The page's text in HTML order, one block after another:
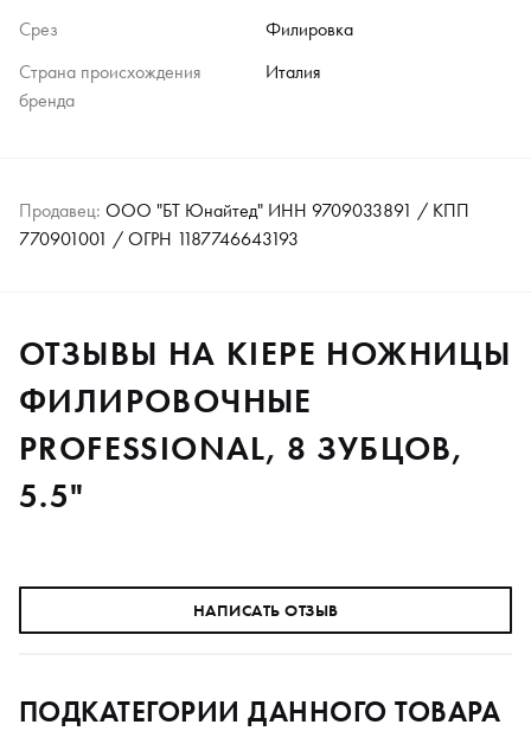
Срез
Филировка
Страна происхождения
бренда
Италия
Продавец: ООО "БТ Юнайтед" ИНН 9709033891 / КПП
770901001 / ОГРН 1187746643193
ОТЗЫВЫ НА KIEPE НОЖНИЦЫ
ФИЛИРОВОЧНЫЕ
PROFESSIONAL, 8 ЗУБЦОВ,
5.5"
НАПИСАТЬ ОТЗЫВ
ПОДКАТЕГОРИИ ДАННОГО ТОВАРА